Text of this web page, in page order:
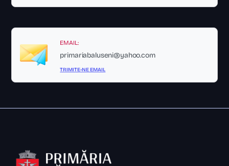
EMAIL:
primariabaluseni@yahoo.com
TRIMITE-NE EMAIL